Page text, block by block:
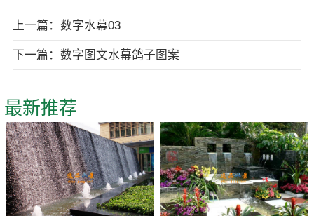
上一篇：数字水幕03
下一篇：数字图文水幕鸽子图案
最新推荐